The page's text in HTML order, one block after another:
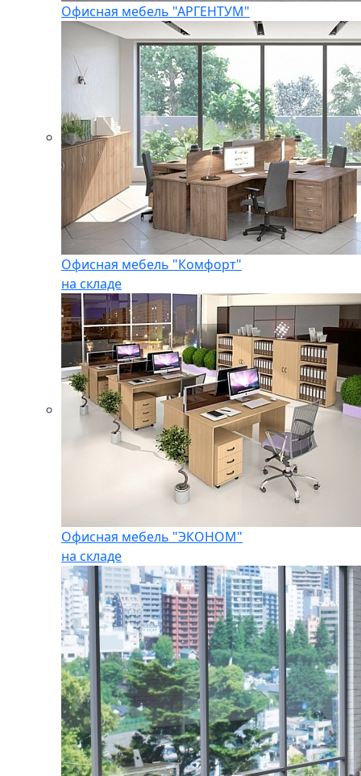
Офисная мебель "АРГЕНТУМ"
Офисная мебель "Комфорт"
на складе
Офисная мебель "ЭКОНОМ"
на складе